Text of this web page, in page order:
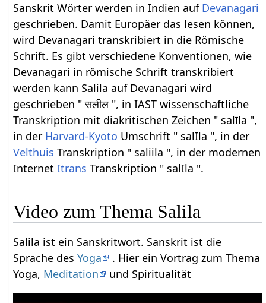
Sanskrit Wörter werden in Indien auf Devanagari
geschrieben. Damit Europäer das lesen können,
wird Devanagari transkribiert in die Römische
Schrift. Es gibt verschiedene Konventionen, wie
Devanagari in römische Schrift transkribiert
werden kann Salila auf Devanagari wird
geschrieben " सलील ", in IAST wissenschaftliche
Transkription mit diakritischen Zeichen " salīla ",
in der Harvard-Kyoto Umschrift " salIla ", in der
Velthuis Transkription " saliila ", in der modernen
InternetItrans Transkription " salIla ".
Video zum Thema Salila
Salila ist ein Sanskritwort. Sanskrit ist die
Sprache desYoga
. Hier ein Vortrag zum Thema
Yoga, Meditation und Spiritualität